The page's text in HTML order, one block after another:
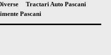
Tractari Auto Pascani
Pascani